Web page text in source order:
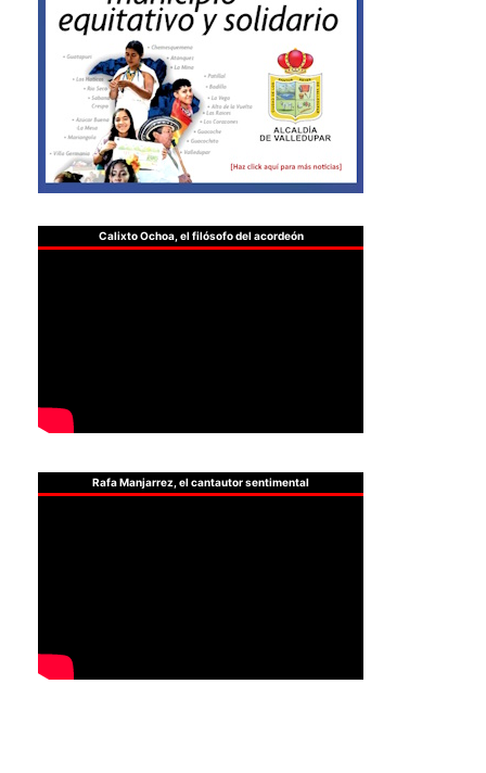
Calixto Ochoa, el filósofo del acordeón
Rafa Manjarrez, el cantautor sentimental